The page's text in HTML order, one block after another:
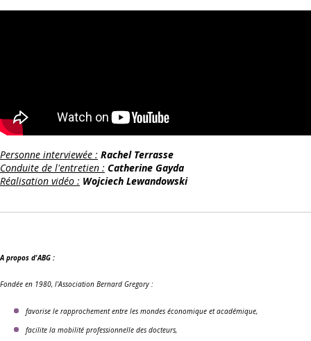
Personne interviewée : Rachel Terrasse
Conduite de l'entretien : Catherine Gayda
Réalisation vidéo : Wojciech Lewandowski
A propos d'ABG :
Fondée en 1980, l'Association Bernard Gregory :
favorise le rapprochement entre les mondes économique et académique,
facilite la mobilité professionnelle des docteurs,